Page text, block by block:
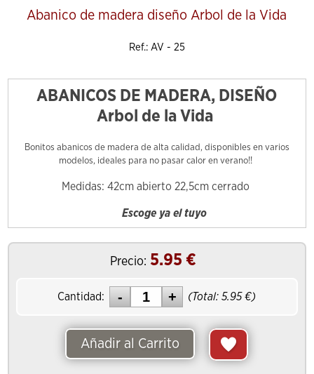
Abanico de madera diseño Arbol de la Vida
Ref.: AV - 25
ABANICOS DE MADERA, DISEÑO
Arbol de la Vida
Bonitos abanicos de madera de alta calidad, disponibles en varios
modelos, ideales para no pasar calor en verano!!
Medidas: 42cm abierto 22,5cm cerrado
Escoge ya el tuyo
Precio: 5.95 €
Cantidad: (Total:5.95 €)
Añadir al Carrito